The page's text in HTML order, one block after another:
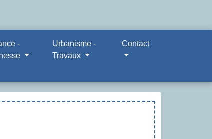
-
Urbanisme -
Travaux
Contact